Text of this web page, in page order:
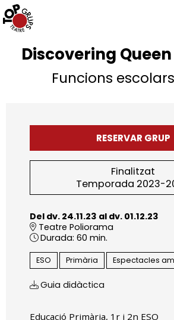
Discovering
Funcions
RESERVAR GRUP
Finalitzat
Temporada 2023-
Del dv. 24.11.23 al dv. 01.12.23
Teatre Poliorama
Durada: 60 min.
ESO Primària Espectacles
Guia didàctica
Educació Primària, 1r i 2n ESO